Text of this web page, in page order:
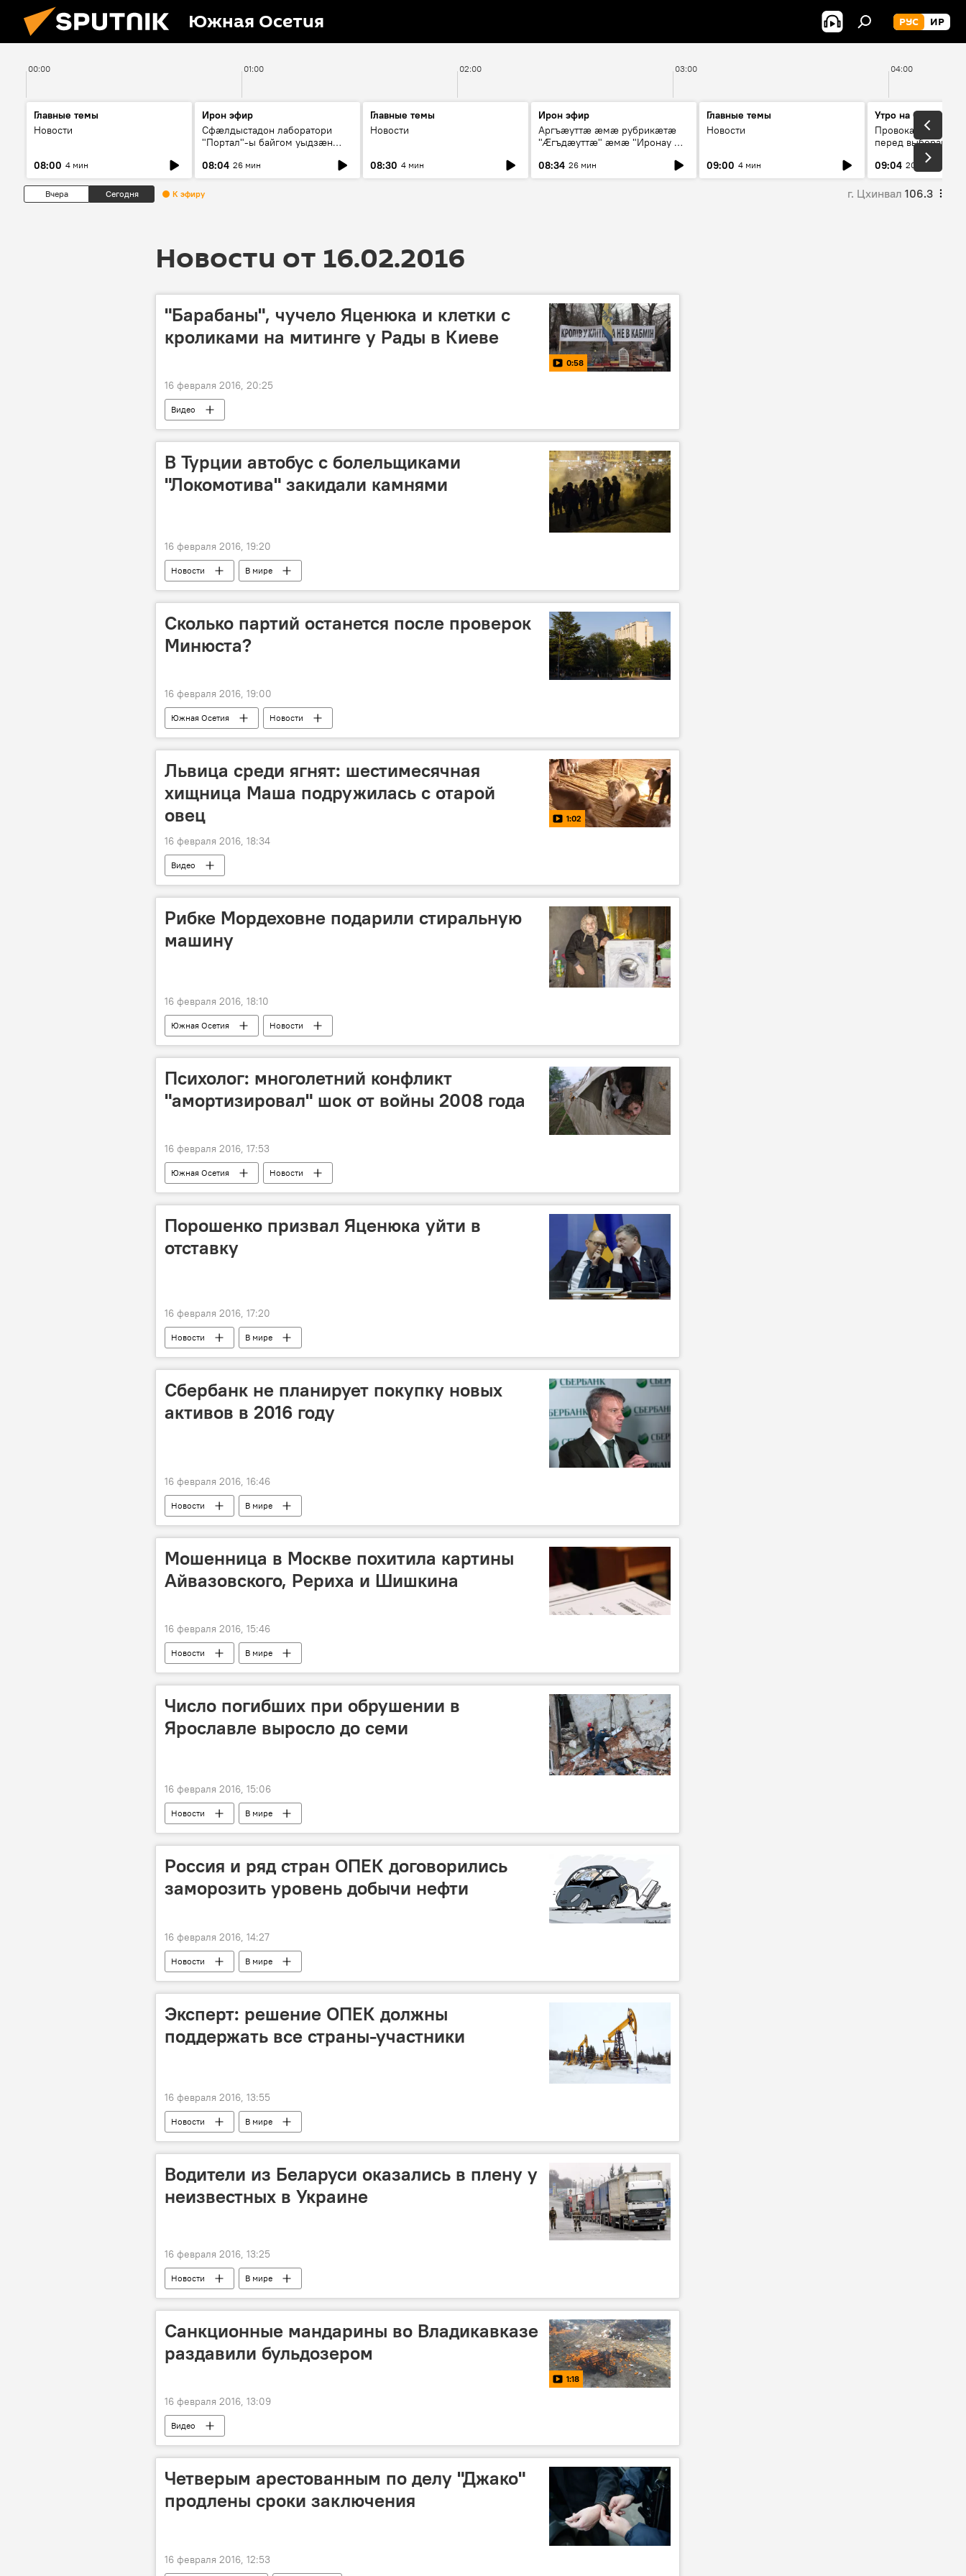
Южная Осетия РУС ИР
00:00 01:00 02:00 03:00 04:00
Главные темы
Новости
08:00 4 мин
Ирон эфир
Сфæлдыстадон лаборатори
"Портал"-ы байгом уыдзæн
Æхсары куыстыты равдыст
08:04 26 мин
Главные темы
Новости
08:30 4 мин
Ирон эфир
Аргъæуттæ æмæ рубрикæтæ
"Æгъдæуттæ" æмæ "Иронау æй
08:34 26 мин
Главные темы
Новости
09:00 4 мин
Утро на Спутнике
Провокации со
перед выборами в
09:04 20 мин
Вчера Сегодня К эфиру г. Цхинвал 106.3
Новости от 16.02.2016
"Барабаны", чучело Яценюка и клетки с
кроликами на митинге у Рады в Киеве
0:58
16 февраля 2016, 20:25
Видео
В Турции автобус с болельщиками
"Локомотива" закидали камнями
16 февраля 2016, 19:20
Новости В мире
Сколько партий останется после проверок
Минюста?
16 февраля 2016, 19:00
Южная Осетия Новости
Львица среди ягнят: шестимесячная
хищница Маша подружилась с отарой
овец
1:02
16 февраля 2016, 18:34
Видео
Рибке Мордеховне подарили стиральную
машину
16 февраля 2016, 18:10
Южная Осетия Новости
Психолог: многолетний конфликт
"амортизировал" шок от войны 2008 года
16 февраля 2016, 17:53
Южная Осетия Новости
Порошенко призвал Яценюка уйти в
отставку
16 февраля 2016, 17:20
Новости В мире
Сбербанк не планирует покупку новых
активов в 2016 году
16 февраля 2016, 16:46
Новости В мире
Мошенница в Москве похитила картины
Айвазовского, Рериха и Шишкина
16 февраля 2016, 15:46
Новости В мире
Число погибших при обрушении в
Ярославле выросло до семи
16 февраля 2016, 15:06
Новости В мире
Россия и ряд стран ОПЕК договорились
заморозить уровень добычи нефти
16 февраля 2016, 14:27
Новости В мире
Эксперт: решение ОПЕК должны
поддержать все страны-участники
16 февраля 2016, 13:55
Новости В мире
Водители из Беларуси оказались в плену у
неизвестных в Украине
16 февраля 2016, 13:25
Новости В мире
Санкционные мандарины во Владикавказе
раздавили бульдозером
1:18
16 февраля 2016, 13:09
Видео
Четверым арестованным по делу "Джако"
продлены сроки заключения
16 февраля 2016, 12:53